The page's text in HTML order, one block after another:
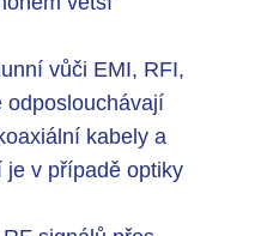
vůči EMI, RFI,
odposlouchávají
kabely a
je v případě optiky